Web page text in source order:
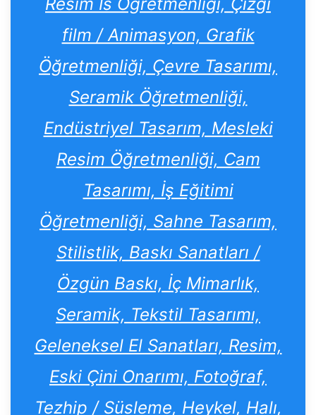
film / Animasyon, Grafik
Öğretmenliği, Çevre Tasarımı,
Seramik Öğretmenliği,
Endüstriyel Tasarım, Mesleki
Resim Öğretmenliği, Cam
Tasarımı, İş Eğitimi
Öğretmenliği, Sahne Tasarım,
Stilistlik, Baskı Sanatları /
Özgün Baskı, İç Mimarlık,
Seramik, Tekstil Tasarımı,
Geleneksel El Sanatları, Resim,
Eski Çini Onarımı, Fotoğraf,
Tezhip / Süsleme, Heykel, Halı,